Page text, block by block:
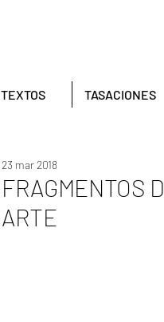
TEXTOS TASACIONES
FRAGMENTOS
ARTE
23 mar 2018